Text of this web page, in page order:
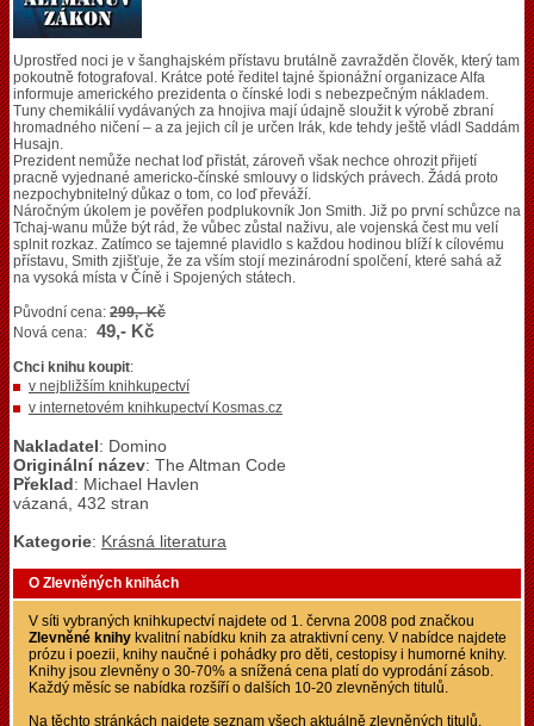
Uprostřed noci je v šanghajském přístavu brutálně zavražděn člověk, který tam
pokoutně fotografoval. Krátce poté ředitel tajné špionážní organizace Alfa
informuje amerického prezidenta o čínské lodi s nebezpečným nákladem.
Tuny chemikálií vydávaných za hnojiva mají údajně sloužit k výrobě zbraní
hromadného ničení – a za jejich cíl je určen Irák, kde tehdy ještě vládl Saddám
Husajn.
Prezident nemůže nechat loď přistát, zároveň však nechce ohrozit přijetí
pracně vyjednané americko-čínské smlouvy o lidských právech. Žádá proto
nezpochybnitelný důkaz o tom, co loď převáží.
Náročným úkolem je pověřen podplukovník Jon Smith. Již po první schůzce na
Tchaj-wanu může být rád, že vůbec zůstal naživu, ale vojenská čest mu velí
splnit rozkaz. Zatímco se tajemné plavidlo s každou hodinou blíží k cílovému
přístavu, Smith zjišťuje, že za vším stojí mezinárodní spolčení, které sahá až
na vysoká místa v Číně i Spojených státech.
Původní cena: 299,- Kč
Nová cena: 49,- Kč
Chci knihu koupit:
v nejbližším knihkupectví
v internetovém knihkupectví Kosmas.cz
Nakladatel: Domino
Originální název: The Altman Code
Překlad: Michael Havlen
vázaná, 432 stran
Kategorie: Krásná literatura
O Zlevněných knihách
V síti vybraných knihkupectví najdete od 1. června 2008 pod značkou
Zlevněné knihy kvalitní nabídku knih za atraktivní ceny. V nabídce najdete
prózu i poezii, knihy naučné i pohádky pro děti, cestopisy i humorné knihy.
Knihy jsou zlevněny o 30-70% a snížená cena platí do vyprodání zásob.
Každý měsíc se nabídka rozšíří o dalších 10-20 zlevněných titulů.
Na těchto stránkách najdete seznam všech aktuálně zlevněných titulů,